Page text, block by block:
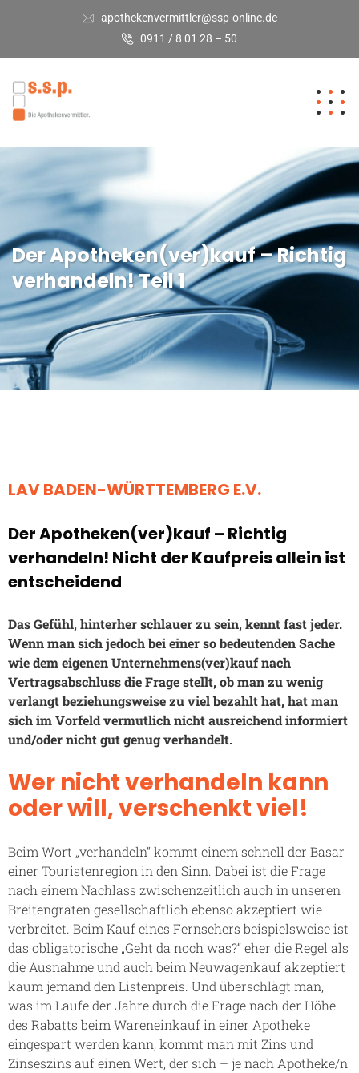
apothekenvermittler@ssp-online.de
0911 / 8 01 28 – 50
Der Apotheken(ver)kauf – Richtig
verhandeln! Teil 1
LAV BADEN-WÜRTTEMBERG E.V.
Der Apotheken(ver)kauf – Richtig
verhandeln! Nicht der Kaufpreis allein ist
entscheidend
Das Gefühl, hinterher schlauer zu sein, kennt fast jeder.
Wenn man sich jedoch bei einer so bedeutenden Sache
wie dem eigenen Unternehmens(ver)kauf nach
Vertragsabschluss die Frage stellt, ob man zu wenig
verlangt beziehungsweise zu viel bezahlt hat, hat man
sich im Vorfeld vermutlich nicht ausreichend informiert
und/oder nicht gut genug verhandelt.
Wer nicht verhandeln kann
oder will, verschenkt viel!
Beim Wort „verhandeln“ kommt einem schnell der Basar
einer Touristenregion in den Sinn. Dabei ist die Frage
nach einem Nachlass zwischenzeitlich auch in unseren
Breitengraten gesellschaftlich ebenso akzeptiert wie
verbreitet. Beim Kauf eines Fernsehers beispielsweise ist
das obligatorische „Geht da noch was?“ eher die Regel als
die Ausnahme und auch beim Neuwagenkauf akzeptiert
kaum jemand den Listenpreis. Und überschlägt man,
was im Laufe der Jahre durch die Frage nach der Höhe
des Rabatts beim Wareneinkauf in einer Apotheke
eingespart werden kann, kommt man mit Zins und
Zinseszins auf einen Wert, der sich – je nach Apotheke/n